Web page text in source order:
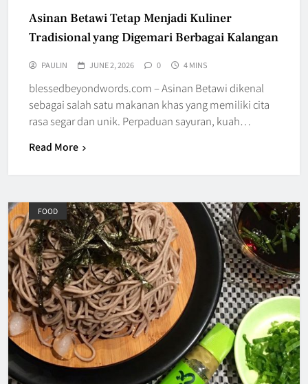
Asinan Betawi Tetap Menjadi Kuliner
Tradisional yang Digemari Berbagai Kalangan
PAULIN JUNE 2, 2026 0 4 MINS
blessedbeyondwords.com – Asinan Betawi dikenal
sebagai salah satu makanan khas yang memiliki cita
rasa segar dan unik. Perpaduan sayuran, kuah…
Read More
FOOD